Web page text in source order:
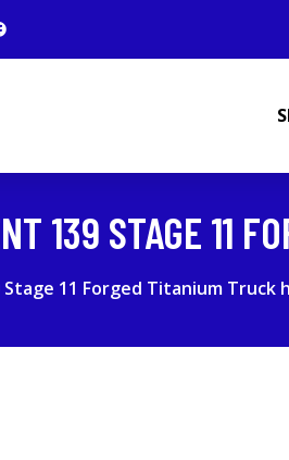
139 STAGE 11
11 Forged Titanium Truck